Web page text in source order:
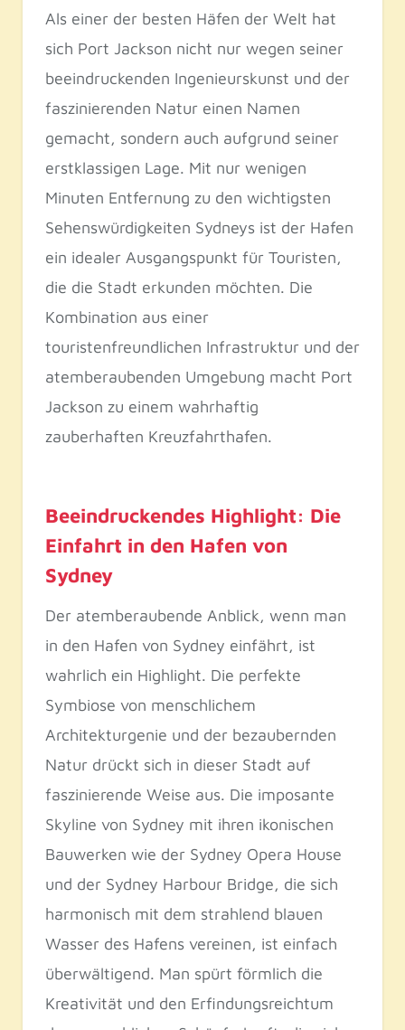
Als einer der besten Häfen der Welt hat
sich Port Jackson nicht nur wegen seiner
beeindruckenden Ingenieurskunst und der
faszinierenden Natur einen Namen
gemacht, sondern auch aufgrund seiner
erstklassigen Lage. Mit nur wenigen
Minuten Entfernung zu den wichtigsten
Sehenswürdigkeiten Sydneys ist der Hafen
ein idealer Ausgangspunkt für Touristen,
die die Stadt erkunden möchten. Die
Kombination aus einer
touristenfreundlichen Infrastruktur und der
atemberaubenden Umgebung macht Port
Jackson zu einem wahrhaftig
zauberhaften Kreuzfahrthafen.
Beeindruckendes Highlight: Die
Einfahrt in den Hafen von
Sydney
Der atemberaubende Anblick, wenn man
in den Hafen von Sydney einfährt, ist
wahrlich ein Highlight. Die perfekte
Symbiose von menschlichem
Architekturgenie und der bezaubernden
Natur drückt sich in dieser Stadt auf
faszinierende Weise aus. Die imposante
Skyline von Sydney mit ihren ikonischen
Bauwerken wie der Sydney Opera House
und der Sydney Harbour Bridge, die sich
harmonisch mit dem strahlend blauen
Wasser des Hafens vereinen, ist einfach
überwältigend. Man spürt förmlich die
Kreativität und den Erfindungsreichtum